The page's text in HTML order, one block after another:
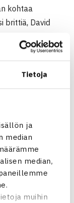
Tietoja
ja
median
median,
muihin
kohtaa
brittiä, David
Belgia (3.) 60
46 64 64